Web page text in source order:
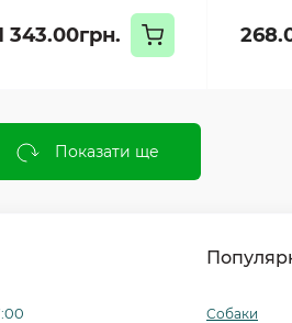
343.00грн.
Показати ще
Собаки